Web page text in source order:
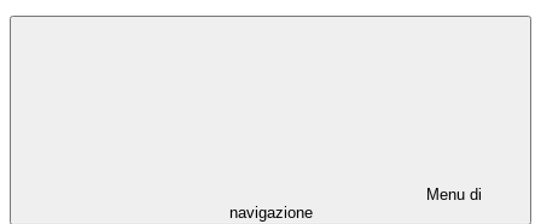
Menu di
navigazione